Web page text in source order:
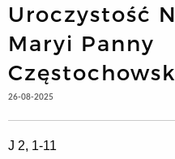
Uroczystość
Maryi Panny
26-08-2025
J 2, 1-11